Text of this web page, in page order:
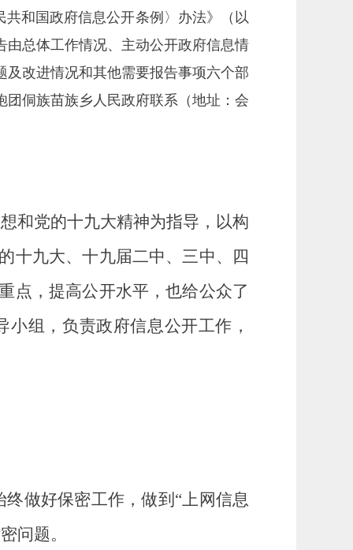
和国政府信息公开条例〉办法》（以
总体工作情况、主动公开政府信息情
改进情况和其他需要报告事项六个部
团侗族苗族乡人民政府联系（地址： 会
和党的十九大精神为指导，以构
十九大、十九届二中、三中、四
点，提高公开水平，也给公众了
小组，负责政府信息公开工作，
做好保密工作，做到“上网信息
问题。